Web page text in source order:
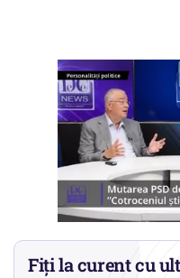
Fiți la curent cu